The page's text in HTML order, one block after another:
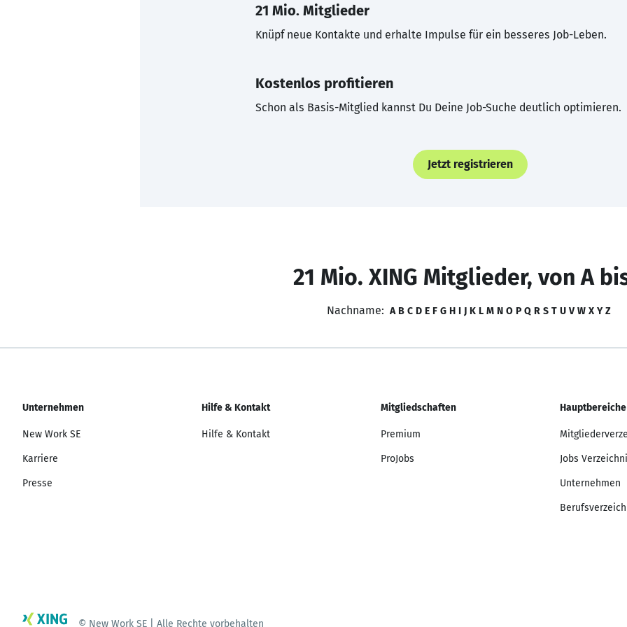
21 Mio. Mitglieder
Knüpf neue Kontakte und erhalte Impulse für ein besseres Job-Leben.
Kostenlos profitieren
Schon als Basis-Mitglied kannst Du Deine Job-Suche deutlich optimieren.
Jetzt registrieren
21 Mio. XING Mitglieder, von A
Nachname: A B C D E F G H I J K L M N O P Q R S T U V W X Y Z
Unternehmen
New Work SE
Karriere
Presse
Hilfe & Kontakt
Hilfe & Kontakt
Mitgliedschaften
Premium
ProJobs
Hauptbereiche
Jobs
Unternehmen
© New Work SE | Alle Rechte vorbehalten